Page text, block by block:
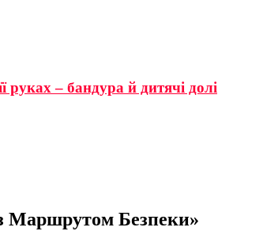
руках – бандура й дитячі долі
Маршрутом Безпеки»